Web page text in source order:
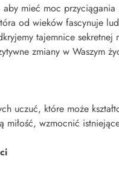
mieć moc
od wieków fascynuje
tajemnice
zmiany w Waszym
uczuć, które może
wzmocnić